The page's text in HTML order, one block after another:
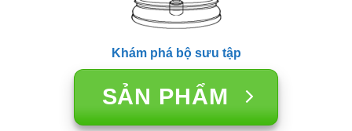
Khám phá bộ sưu tập
SẢN PHẨM